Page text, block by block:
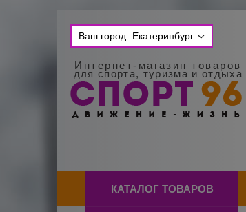
Ваш город: Екатеринбург
Интернет-магазин товаров
для спорта, туризма и отдыха
КАТАЛОГ ТОВАРОВ